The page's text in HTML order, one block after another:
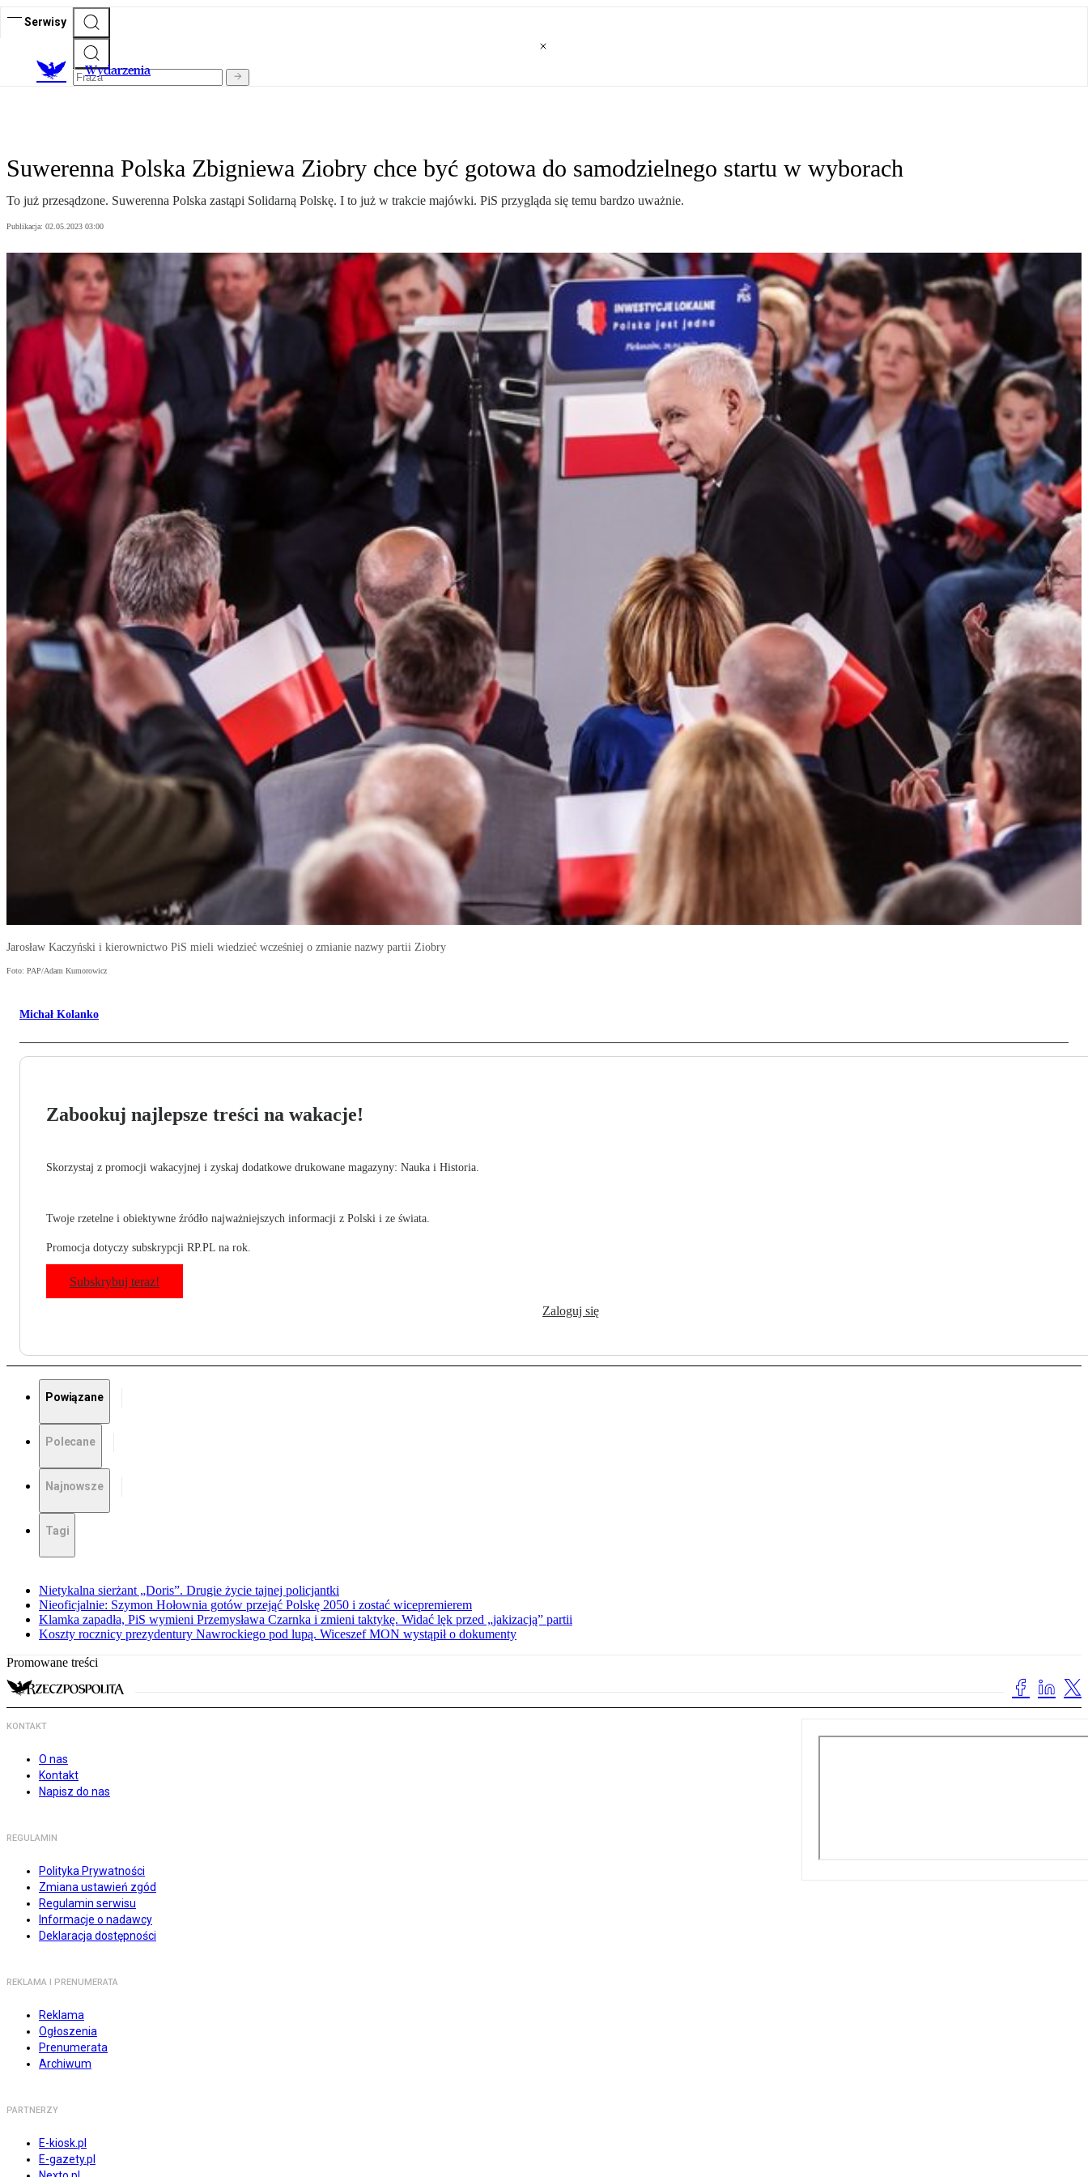
Serwisy
Wydarzenia
Suwerenna Polska Zbigniewa Ziobry chce być gotowa do samodzielnego startu w wyborach
To już przesądzone. Suwerenna Polska zastąpi Solidarną Polskę. I to już w trakcie majówki. PiS przygląda się temu bardzo uważnie.
Publikacja: 02.05.2023 03:00
Jarosław Kaczyński i kierownictwo PiS mieli wiedzieć wcześniej o zmianie nazwy partii Ziobry
Foto: PAP/Adam Kumorowicz
Michał Kolanko
Zabookuj najlepsze treści na wakacje!
Skorzystaj z promocji wakacyjnej i zyskaj dodatkowe drukowane magazyny: Nauka i Historia.
Twoje rzetelne i obiektywne źródło najważniejszych informacji z Polski i ze świata.
Promocja dotyczy subskrypcji RP.PL na rok.
Subskrybuj teraz!
Zaloguj się
Powiązane
Polecane
Najnowsze
Tagi
Nietykalna sierżant „Doris”. Drugie życie tajnej policjantki
Nieoficjalnie: Szymon Hołownia gotów przejąć Polskę 2050 i zostać wicepremierem
Klamka zapadła, PiS wymieni Przemysława Czarnka i zmieni taktykę. Widać lęk przed „jakizacją” partii
Koszty rocznicy prezydentury Nawrockiego pod lupą. Wiceszef MON wystąpił o dokumenty
Promowane treści
KONTAKT
O nas
Kontakt
Napisz do nas
REGULAMIN
Polityka Prywatności
Zmiana ustawień zgód
Regulamin serwisu
Informacje o nadawcy
Deklaracja dostępności
REKLAMA I PRENUMERATA
Reklama
Ogłoszenia
Prenumerata
Archiwum
PARTNERZY
E-kiosk.pl
E-gazety.pl